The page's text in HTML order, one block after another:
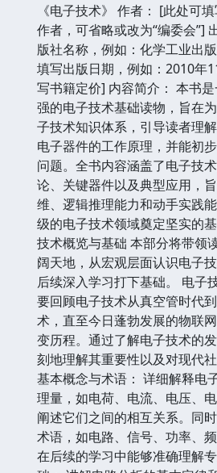
《电子技术》 作者： [此处可
作者，可省略或改为“编委会”]
版社名称，例如：化学工业出
填写出版日期，例如：2010年
写书籍定价] 内容简介： 本书
强的电子技术基础读物，旨在
子技术知识体系，引导读者理
电子器件的工作原理，并能初
问题。全书内容涵盖了电子技
论、关键器件以及典型应用，
维、逻辑推理能力和动手实践
级的电子技术领域奠定坚实的
技术概览与基础 本部分将带领
阔天地，从宏观层面认识电子
后续深入学习打下基础。 电子
要回顾电子技术从真空管时代
术，直至今日蓬勃发展的物联
变历程。通过了解电子技术的
刻地理解其重要性以及对现代
基本概念与术语： 详细解释电
理量，如电荷、电流、电压、
阐述它们之间的相互关系。同
术语，如电路、信号、功率、
在后续的学习中能够准确理解